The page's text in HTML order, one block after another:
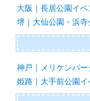
大阪｜長居公園イベ
堺｜大仙公園・浜寺
神戸｜メリケンパー
姫路｜大手前公園イ